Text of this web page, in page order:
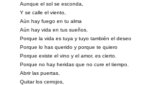
Aunque el sol se esconda,
Y se calle el viento,
Aún hay fuego en tu alma
Aún hay vida en tus sueños.
Porque la vida es tuya y tuyo también el deseo
Porque lo has querido y porque te quiero
Porque existe el vino y el amor, es cierto.
Porque no hay heridas que no cure el tiempo.
Abrir las puertas,
Quitar los cerrojos,